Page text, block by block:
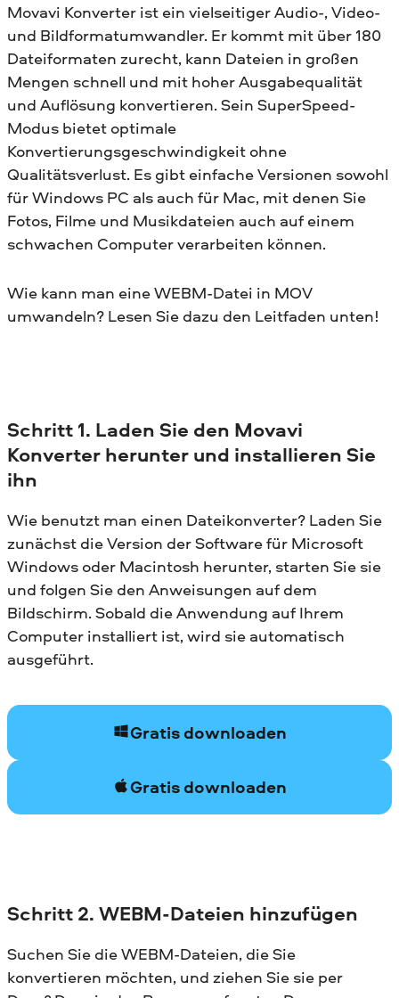
Movavi Konverter ist ein vielseitiger Audio-, Video-
und Bildformatumwandler. Er kommt mit über 180
Dateiformaten zurecht, kann Dateien in großen
Mengen schnell und mit hoher Ausgabequalität
und Auflösung konvertieren. Sein SuperSpeed-
Modus bietet optimale
Konvertierungsgeschwindigkeit ohne
Qualitätsverlust. Es gibt einfache Versionen sowohl
für Windows PC als auch für Mac, mit denen Sie
Fotos, Filme und Musikdateien auch auf einem
schwachen Computer verarbeiten können.
Wie kann man eine WEBM-Datei in MOV
umwandeln? Lesen Sie dazu den Leitfaden unten!
Schritt 1. Laden Sie den Movavi
Konverter herunter und installieren Sie
ihn
Wie benutzt man einen Dateikonverter? Laden Sie
zunächst die Version der Software für Microsoft
Windows oder Macintosh herunter, starten Sie sie
und folgen Sie den Anweisungen auf dem
Bildschirm. Sobald die Anwendung auf Ihrem
Computer installiert ist, wird sie automatisch
ausgeführt.
Gratis downloaden
Gratis downloaden
Schritt 2. WEBM-Dateien hinzufügen
Suchen Sie die WEBM-Dateien, die Sie
konvertieren möchten, und ziehen Sie sie per